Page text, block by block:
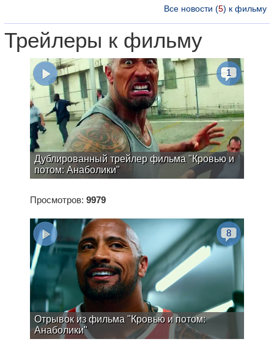
Все новости (5) к фильму
Трейлеры к фильму
Дублированный трейлер фильма "Кровью и
потом: Анаболики"
1
Просмотров: 9979
Отрывок из фильма "Кровью и потом:
Анаболики"
8